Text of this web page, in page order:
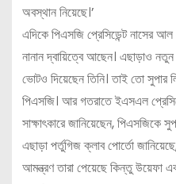
অবস্থান নিয়েছে।’
এদিকে পিএসজি প্রেসিডেন্ট নাসের আল
নানান দ্বায়িত্বে আছেন। এছাড়াও
ভোটও দিয়েছেন তিনি। তাই তো সুপার
পিএসজি। আর গতরাতে ইএসএল
সাক্ষাৎকারে জানিয়েছেন, পিএসজিকে
এছাড়া পর্তুগিজ ক্লাব পোর্তো
আমন্ত্রণ তারা পেয়েছে কিন্তু উয়েফা